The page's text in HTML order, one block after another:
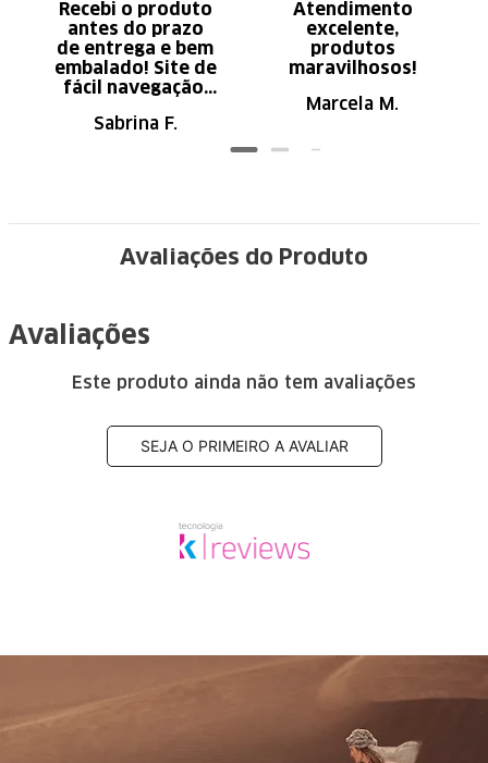
Recebi o produto
antes do prazo
de entrega e bem
embalado! Site de
fácil navegação.
Sabrina F.
Atendimento
excelente,
produtos
maravilhosos!
Marcela M.
Avaliações do Produto
Avaliações
Este produto ainda não tem avaliações
SEJA O PRIMEIRO A AVALIAR